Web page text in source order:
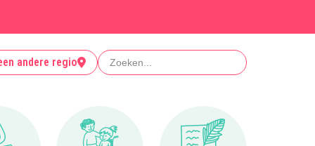
andere regio Zoeken